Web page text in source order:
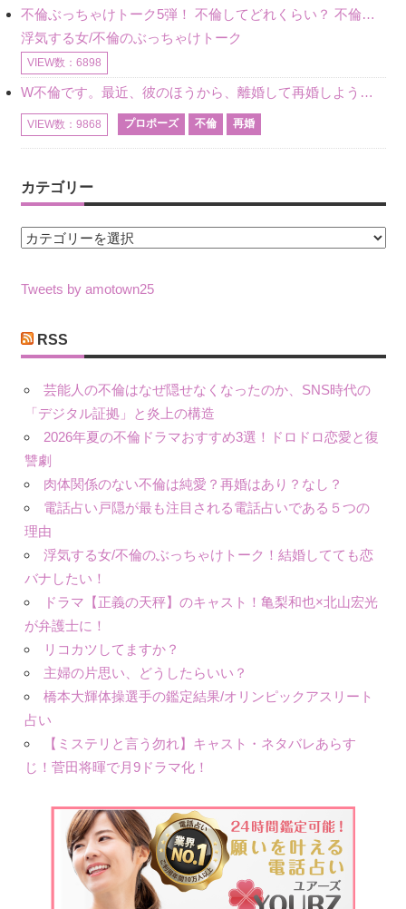
不倫ぶっちゃけトーク5弾！ 不倫してどれくらい？ 不倫のあれこれを、なんでもどうぞ♪♪
浮気する女/不倫のぶっちゃけトーク
VIEW数：6898
W不倫です。最近、彼のほうから、離婚して再婚しよう、と言ってきました。ハッキリいうと、そこまでは考えていませんでした。彼を好きな気持ちはあるし、彼なしの生活は考えられません。だけど、離婚して再婚すると
VIEW数：9868 プロポーズ 不倫 再婚
カテゴリー
カ
ゴ
ー
Tweets by amotown25
RSS
芸能人の不倫はなぜ隠せなくなったのか、SNS時代の
「デジタル証拠」と炎上の構造
2026年夏の不倫ドラマおすすめ3選！ドロドロ恋愛と復
讐劇
肉体関係のない不倫は純愛？再婚はあり？なし？
電話占い戸隠が最も注目される電話占いである５つの
理由
浮気する女/不倫のぶっちゃけトーク！結婚してても恋
バナしたい！
ドラマ【正義の天秤】のキャスト！亀梨和也×北山宏光
が弁護士に！
リコカツしてますか？
主婦の片思い、どうしたらいい？
橋本大輝体操選手の鑑定結果/オリンピックアスリート
占い
【ミステリと言う勿れ】キャスト・ネタバレあらす
じ！菅田将暉で月9ドラマ化！